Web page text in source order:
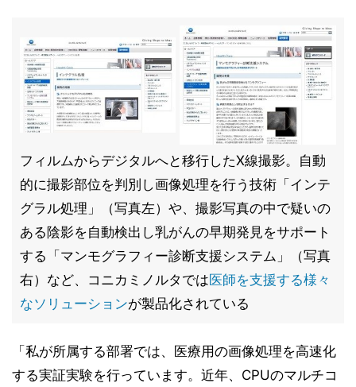
フィルムからデジタルへと移行したX線撮影。自動
的に撮影部位を判別し画像処理を行う技術「インテ
グラル処理」（写真左）や、撮影写真の中で疑いの
ある陰影を自動検出し乳がんの早期発見をサポート
する「マンモグラフィー診断支援システム」（写真
右）など、コニカミノルタでは医師を支援する様々
なソリューションが製品化されている
「私が所属する部署では、医療用の画像処理を高速化
する実証実験を行っています。近年、CPUのマルチコ